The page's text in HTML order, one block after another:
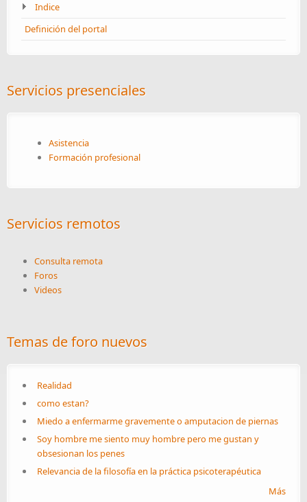
Indice
Definición del portal
Servicios presenciales
Asistencia
Formación profesional
Servicios remotos
Consulta remota
Foros
Videos
Temas de foro nuevos
Realidad
como estan?
Miedo a enfermarme gravemente o amputacion de piernas
Soy hombre me siento muy hombre pero me gustan y
obsesionan los penes
Relevancia de la filosofía en la práctica psicoterapéutica
Más